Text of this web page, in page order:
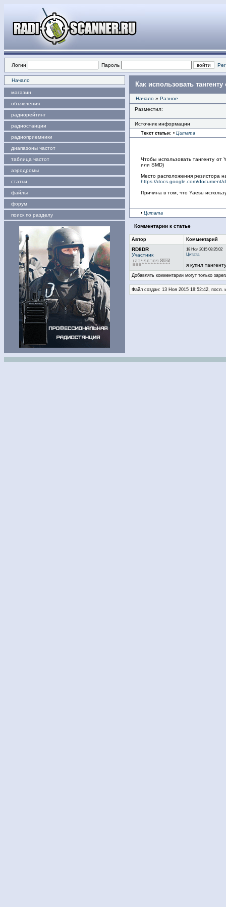
Логин Пароль
Начало
магазин
объявления
радиорейтинг
радиостанции
радиоприемники
диапазоны частот
таблица частот
аэродромы
статьи
файлы
форум
поиск по разделу
Как использовать
Начало » Разное
Разместил:
Источник информации
Текст статьи: • Цитата
Чтобы использовать тангенту
или SMD)
Место расположения резистора
https://docs.google.com/document/
Причина в том, что Yaesu
• Цитата
Комментарии к статье
Автор Комментарий
RD8DR
Участник
18 Ноя 2015 08:35:02
Цитата
я купил
Добавлять комментарии могут только
Файл создан: 13 Ноя 2015 18:52:42, посл.